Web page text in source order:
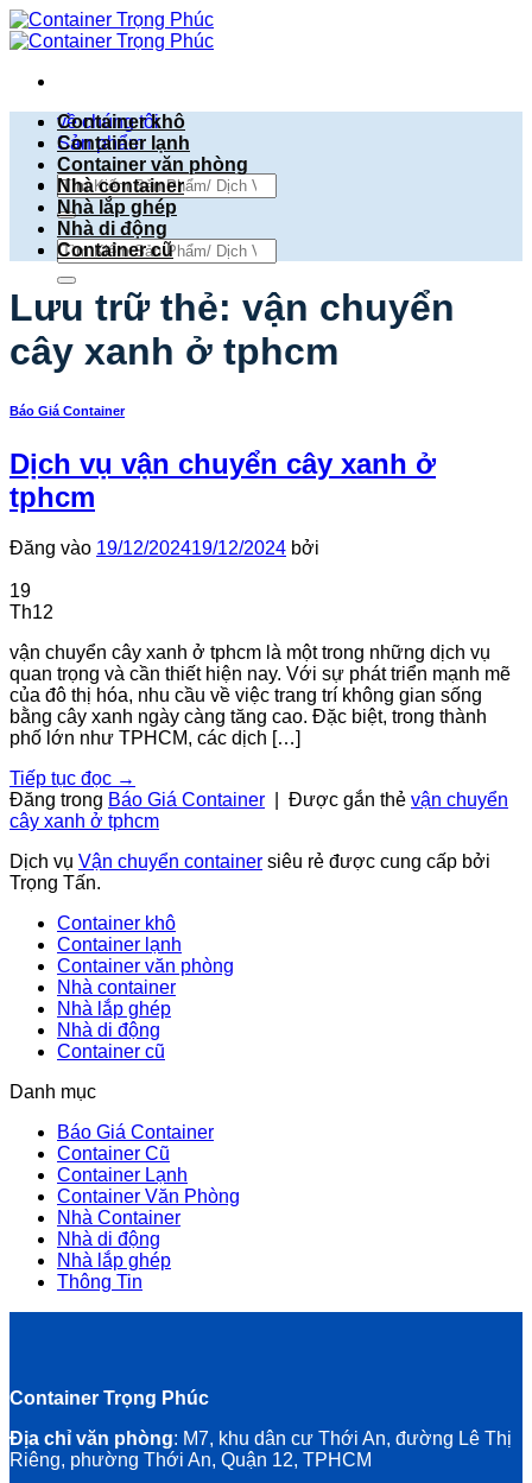
Bỏ
qua
dung
về chúng tôi
Sản phẩm
Tìm
kiếm:
Tìm
kiếm:
Container khô
Container lạnh
Container văn phòng
Nhà container
Nhà lắp ghép
Nhà di động
Container cũ
Lưu trữ thẻ: vận chuyển
cây xanh ở tphcm
Báo Giá Container
Dịch vụ vận chuyển cây xanh ở
tphcm
Đăng vào 19/12/202419/12/2024 bởi
19
Th12
vận chuyển cây xanh ở tphcm là một trong những dịch vụ
quan trọng và cần thiết hiện nay. Với sự phát triển mạnh mẽ
của đô thị hóa, nhu cầu về việc trang trí không gian sống
bằng cây xanh ngày càng tăng cao. Đặc biệt, trong thành
phố lớn như TPHCM, các dịch […]
Tiếp tục đọc →
Đăng trong Báo Giá Container Được gắn thẻ vận chuyển
cây xanh ở tphcm
Dịch vụ Vận chuyển container siêu rẻ được cung cấp bởi
Trọng Tấn.
Container khô
Container lạnh
Container văn phòng
Nhà container
Nhà lắp ghép
Nhà di động
Container cũ
Danh mục
Báo Giá Container
Container Cũ
Container Lạnh
Container Văn Phòng
Nhà Container
Nhà di động
Nhà lắp ghép
Thông Tin
Container Trọng Phúc
Địa chỉ văn phòng: M7, khu dân cư Thới An, đường Lê Thị
Riêng, phường Thới An, Quận 12, TPHCM